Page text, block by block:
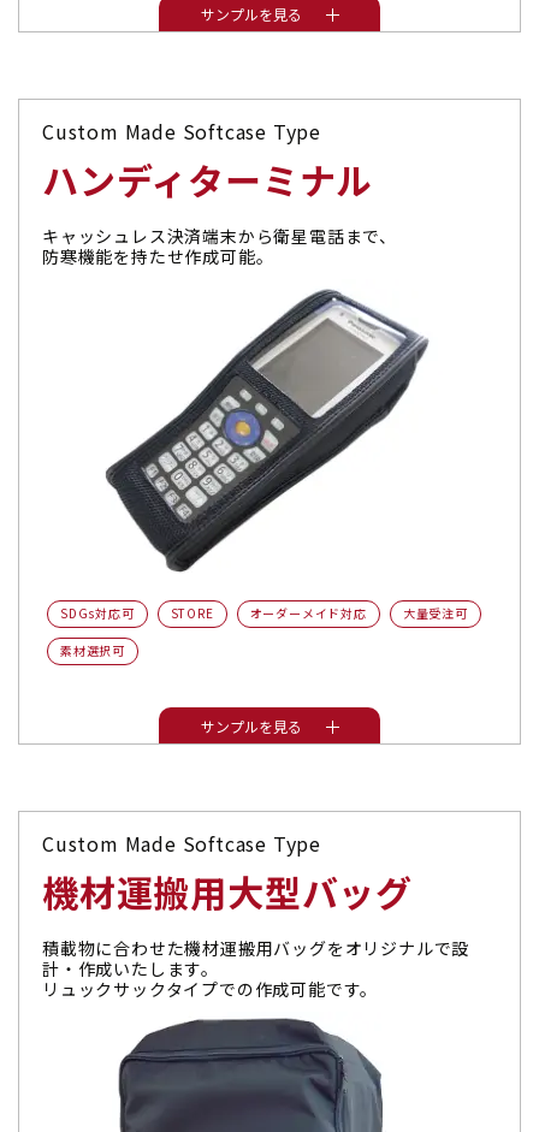
サンプルを見る
Custom Made Softcase Type
ハンディターミナル
キャッシュレス決済端末から衛星電話まで、
防寒機能を持たせ作成可能。
SDGs対応可 STORE オーダーメイド対応 大量受注可
素材選択可
サンプルを見る
Custom Made Softcase Type
機材運搬用大型バッグ
積載物に合わせた機材運搬用バッグをオリジナルで設
計・作成いたします。
リュックサックタイプでの作成可能です。